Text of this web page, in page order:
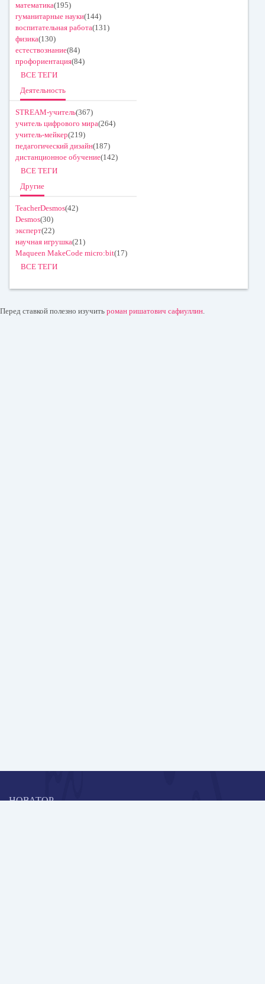
математика(195)
гуманитарные науки(144)
воспитательная работа(131)
физика(130)
естествознание(84)
профориентация(84)
ВСЕ ТЕГИ
Деятельность
STREAM-учитель(367)
учитель цифрового мира(264)
учитель-мейкер(219)
педагогический дизайн(187)
дистанционное обучение(142)
ВСЕ ТЕГИ
Другие
TeacherDesmos(42)
Desmos(30)
эксперт(22)
научная игрушка(21)
Maqueen MakeCode micro:bit(17)
ВСЕ ТЕГИ
Перед ставкой полезно изучить роман ришатович сафиуллин.
НОВАТОР